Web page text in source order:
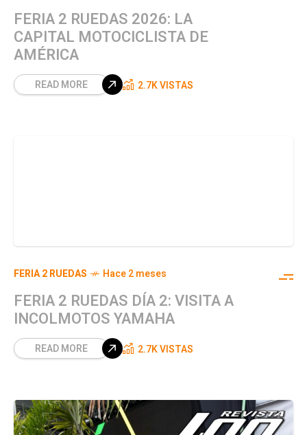
FERIA 2 RUEDAS 2026: LA
CAPITAL MOTOCICLISTA DE
AMÉRICA
READ MORE 2.7K VISTAS
FERIA 2 RUEDAS Hace 2 meses
FERIA 2 RUEDAS DÍA 2: VISITA A
INCOLMOTOS YAMAHA
READ MORE 2.7K VISTAS